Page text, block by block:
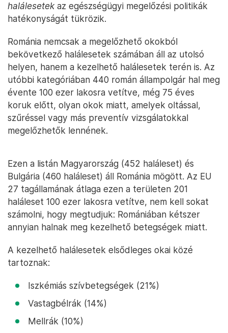
halálesetekaz egészségügyi megelőzési politikák
hatékonyságát tükrözik.
Románia nemcsak a megelőzhető okokból
bekövetkező halálesetek számában áll az utolsó
helyen, hanem a kezelhető halálesetek terén is. Az
utóbbi kategóriában 440 román állampolgár hal meg
évente 100 ezer lakosra vetítve, még 75 éves
koruk előtt, olyan okok miatt, amelyek oltással,
szűréssel vagy más preventív vizsgálatokkal
megelőzhetők lennének.
Ezen a listán Magyarország (452 haláleset) és
Bulgária (460 haláleset) áll Románia mögött. Az EU
27 tagállamának átlaga ezen a területen 201
haláleset 100 ezer lakosra vetítve, nem kell sokat
számolni, hogy megtudjuk: Romániában kétszer
annyian halnak meg kezelhető betegségek miatt.
A kezelhető halálesetek elsődleges okai közé
tartoznak:
Iszkémiás szívbetegségek (21%)
Vastagbélrák (14%)
Mellrák (10%)